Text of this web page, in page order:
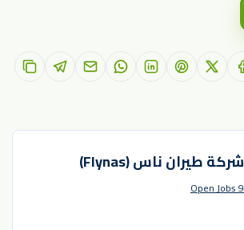
شركة طيران ناس (Flynas)
9 Open Jobs